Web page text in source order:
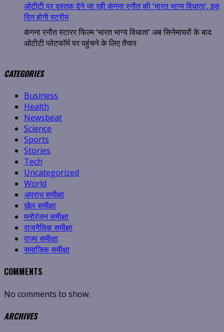
ओटीटी पर दस्तक देने जा रही कंगना रनौत की ‘भारत भाग्य विधाता’, इस
दिन होगी स्ट्रीम
कंगना रनौत स्टारर फिल्म ‘भारत भाग्य विधाता’ अब सिनेमाघरों के बाद
ओटीटी प्लेटफॉर्म पर पहुंचने के लिए तैयार
CATEGORIES
Business
Health
Newsbeat
Science
Sports
Stories
Tech
Uncategorized
World
अपराध समीक्षा
खेल समीक्षा
मनोरंजन समीक्षा
राजनैतिक समीक्षा
राज्य समीक्षा
समाजिक समीक्षा
COMMENTS
No comments to show.
ARCHIVES